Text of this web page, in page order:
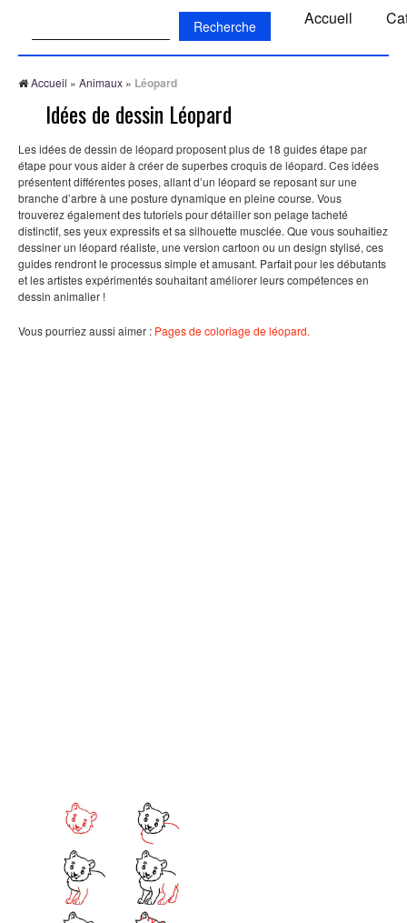
Accueil
Accueil » Animaux » Léopard
Idées de dessin Léopard
Les idées de dessin de léopard proposent plus de 18 guides étape par
étape pour vous aider à créer de superbes croquis de léopard. Ces idées
présentent différentes poses, allant d’un léopard se reposant sur une
branche d’arbre à une posture dynamique en pleine course. Vous
trouverez également des tutoriels pour détailler son pelage tacheté
distinctif, ses yeux expressifs et sa silhouette musclée. Que vous souhaitiez
dessiner un léopard réaliste, une version cartoon ou un design stylisé, ces
guides rendront le processus simple et amusant. Parfait pour les débutants
et les artistes expérimentés souhaitant améliorer leurs compétences en
dessin animalier !
Vous pourriez aussi aimer : Pages de coloriage de léopard.